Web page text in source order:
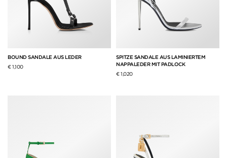
BOUND SANDALE AUS LEDER
€ 1,100
SPITZE SANDALE AUS LAMINIERTEM
NAPPALEDER MIT PADLOCK
€ 1,020